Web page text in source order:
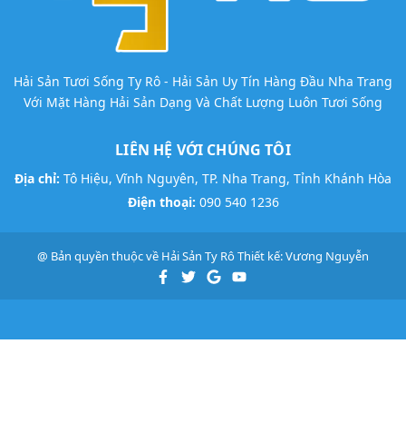
Hải Sản Tươi Sống Ty Rô - Hải Sản Uy Tín Hàng Đầu Nha Trang
Với Mặt Hàng Hải Sản Dạng Và Chất Lượng Luôn Tươi Sống
LIÊN HỆ VỚI CHÚNG TÔI
Địa chỉ: Tô Hiệu, Vĩnh Nguyên, TP. Nha Trang, Tỉnh Khánh Hòa
Điện thoại: 090 540 1236
@ Bản quyền thuộc về Hải Sản Ty RôThiết kế:Vương Nguyễn